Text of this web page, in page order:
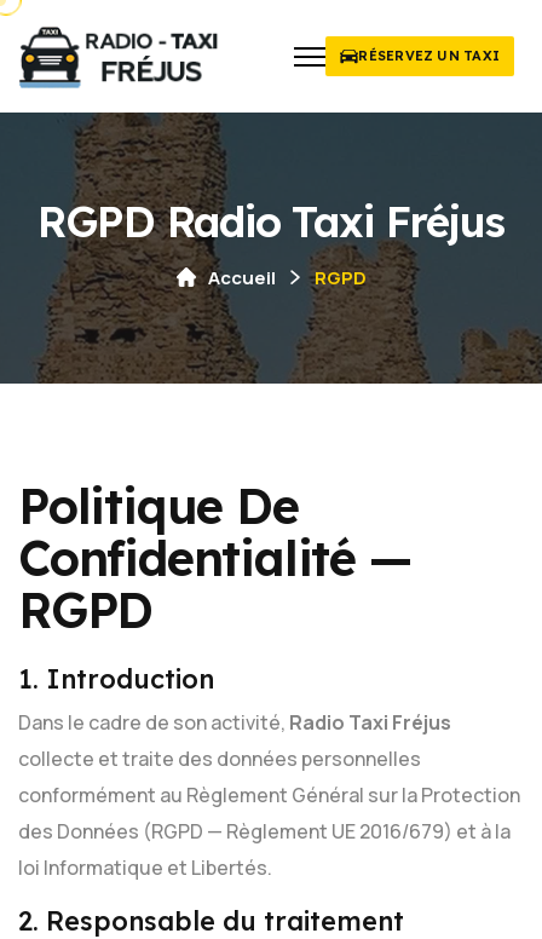
RÉSERVEZ UN TAXI
RGPD Radio Taxi Fréjus
Accueil RGPD
Politique De
Confidentialité —
RGPD
1. Introduction
Dans le cadre de son activité, Radio Taxi Fréjus
collecte et traite des données personnelles
conformément au Règlement Général sur la Protection
des Données (RGPD — Règlement UE 2016/679) et à la
loi Informatique et Libertés.
2. Responsable du traitement